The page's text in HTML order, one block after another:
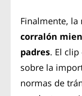
Finalmente, la
corralón
padres. El
sobre la
normas de